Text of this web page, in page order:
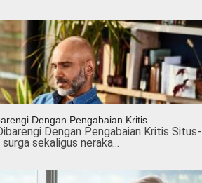
Dengan Pengabaian Kritis
Dengan Pengabaian Kritis Situs-
sekaligus neraka...